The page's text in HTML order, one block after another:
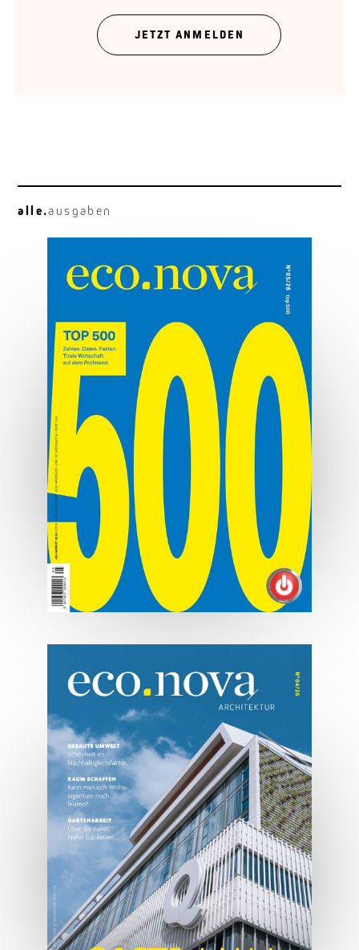
Der Hyundai Ionic 9 im Praxistest.
Alltagstauglich
MEHR ERFAHREN
JETZT ANMELDEN
alle.ausgaben
07/2026
Tirols Top 500 - Juli/August
2026
JETZT BESTELLEN
ONLINE LESEN